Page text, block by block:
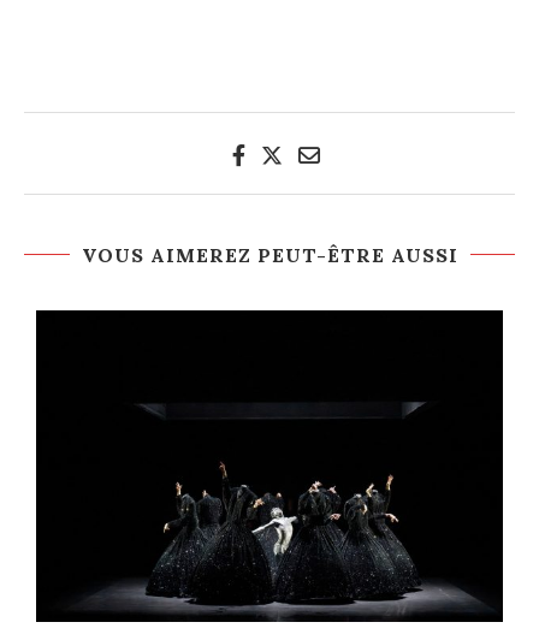
VOUS AIMEREZ PEUT-ÊTRE AUSSI